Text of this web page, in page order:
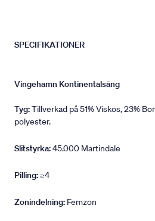
SPECIFIKATIONER
Vingehamn Kontinentalsäng
Tyg:Tillverkad på 51% Viskos, 23%
polyester.
Slitstyrka:45.000 Martindale
Pilling:≥4
Zonindelning: Femzon